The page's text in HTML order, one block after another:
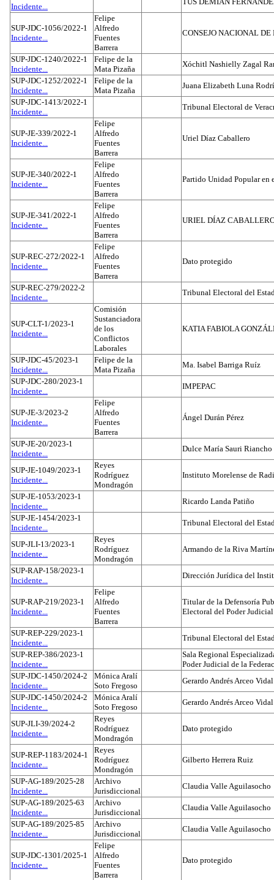
Incidente...
SUP-JDC-1056/2022-1
Incidente...
Felipe
Alfredo
Fuentes
Barrera
CONSEJO NACIONAL
SUP-JDC-1240/2022-1
Incidente...
Felipe de la
Mata Pizaña
Xóchitl Nashielly Zagal
SUP-JDC-1252/2022-1
Incidente...
Felipe de la
Mata Pizaña
Juana Elizabeth Luna
SUP-JDC-1413/2022-1
Incidente...
Tribunal Electoral de
SUP-JE-339/2022-1
Incidente...
Felipe
Alfredo
Fuentes
Barrera
Uriel Díaz Caballero
SUP-JE-340/2022-1
Incidente...
Felipe
Alfredo
Fuentes
Barrera
Partido Unidad Popular en
SUP-JE-341/2022-1
Incidente...
Felipe
Alfredo
Fuentes
Barrera
URIEL DÍAZ
SUP-REC-272/2022-1
Incidente...
Felipe
Alfredo
Fuentes
Barrera
Dato protegido
SUP-REC-279/2022-2
Incidente...
Tribunal Electoral del
SUP-CLT-1/2023-1
Incidente...
Comisión
Sustanciadora
de los
Conflictos
Laborales
KATIA FABIOLA
SUP-JDC-45/2023-1
Incidente...
Felipe de la
Mata Pizaña
Ma. Isabel Barriga Ruíz
SUP-JDC-280/2023-1
Incidente...
IMPEPAC
SUP-JE-3/2023-2
Incidente...
Felipe
Alfredo
Fuentes
Barrera
Ángel Durán Pérez
SUP-JE-20/2023-1
Incidente...
Dulce María Sauri
SUP-JE-1049/2023-1
Incidente...
Reyes
Rodríguez
Mondragón
Instituto Morelense de
SUP-JE-1053/2023-1
Incidente...
Ricardo Landa Patiño
SUP-JE-1454/2023-1
Incidente...
Tribunal Electoral del
SUP-JLI-13/2023-1
Incidente...
Reyes
Rodríguez
Mondragón
Armando de la Riva
SUP-RAP-158/2023-1
Incidente...
Dirección Jurídica del
SUP-RAP-219/2023-1
Incidente...
Felipe
Alfredo
Fuentes
Barrera
Titular de la Defensoría
Electoral del Poder
SUP-REP-229/2023-1
Incidente...
Tribunal Electoral del
SUP-REP-386/2023-1
Incidente...
Sala Regional
Poder Judicial de la
SUP-JDC-1450/2024-2
Incidente...
Mónica Aralí
Soto Fregoso
Gerardo Andrés Arceo Vidal
SUP-JDC-1450/2024-2
Incidente...
Mónica Aralí
Soto Fregoso
Gerardo Andrés Arceo Vidal
SUP-JLI-39/2024-2
Incidente...
Reyes
Rodríguez
Mondragón
Dato protegido
SUP-REP-1183/2024-1
Incidente...
Reyes
Rodríguez
Mondragón
Gilberto Herrera Ruiz
SUP-AG-189/2025-28
Incidente...
Archivo
Jurisdiccional
Claudia Valle Aguilasocho
SUP-AG-189/2025-63
Incidente...
Archivo
Jurisdiccional
Claudia Valle Aguilasocho
SUP-AG-189/2025-85
Incidente...
Archivo
Jurisdiccional
Claudia Valle Aguilasocho
SUP-JDC-1301/2025-1
Incidente...
Felipe
Alfredo
Fuentes
Barrera
Dato protegido